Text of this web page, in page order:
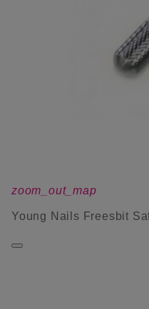
zoom_out_map
Young Nails Freesbit